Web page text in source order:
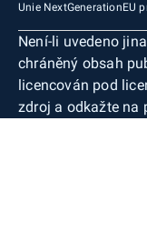
Unie NextGenerationEU
Není-li uvedeno
chráněný obsah
licencován pod
zdroj a odkažte na